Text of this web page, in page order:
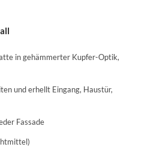
in gehämmerter Kupfer-Optik,
und erhellt Eingang, Haustür,
Fassade